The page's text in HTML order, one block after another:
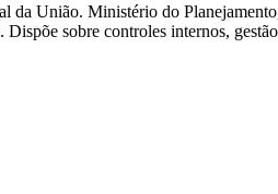
da União. Ministério do
. Dispõe sobre controles internos,